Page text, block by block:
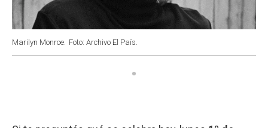
Marilyn Monroe. Foto: Archivo El País.